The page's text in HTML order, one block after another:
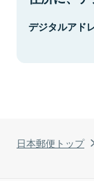
日本郵便トップ
デジタルアド